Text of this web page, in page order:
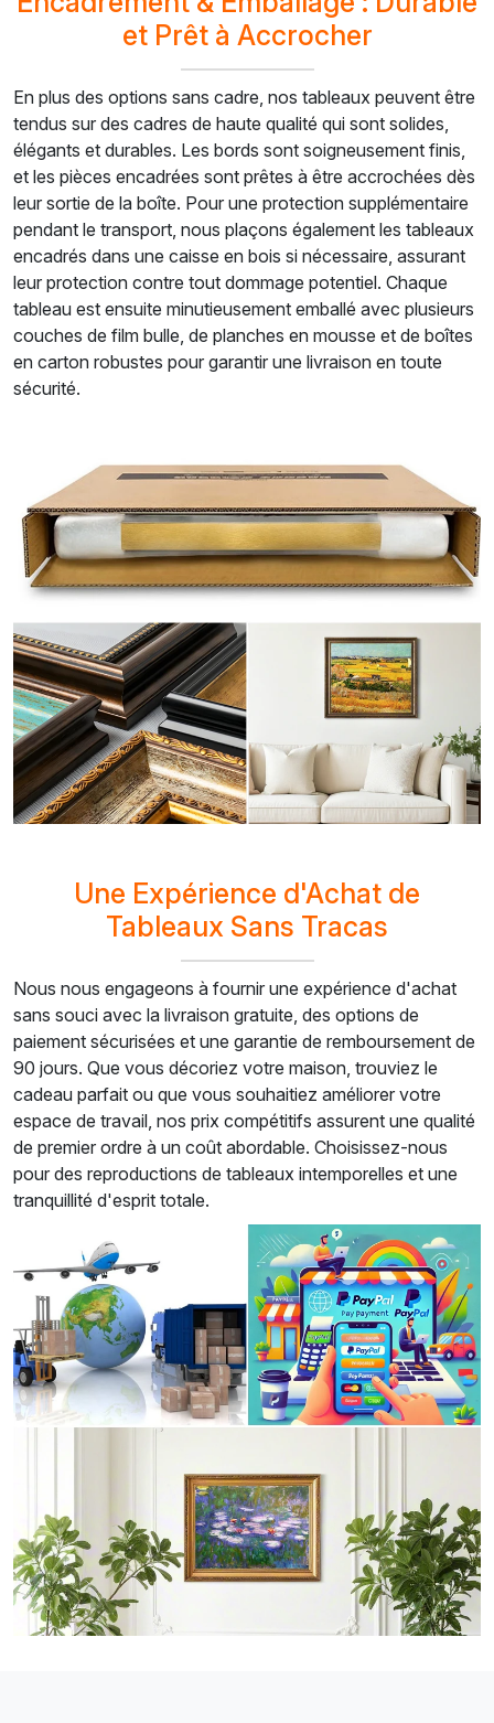
et Prêt à Accrocher
En plus des options sans cadre, nos tableaux peuvent être
tendus sur des cadres de haute qualité qui sont solides,
élégants et durables. Les bords sont soigneusement finis,
et les pièces encadrées sont prêtes à être accrochées dès
leur sortie de la boîte. Pour une protection supplémentaire
pendant le transport, nous plaçons également les tableaux
encadrés dans une caisse en bois si nécessaire, assurant
leur protection contre tout dommage potentiel. Chaque
tableau est ensuite minutieusement emballé avec plusieurs
couches de film bulle, de planches en mousse et de boîtes
en carton robustes pour garantir une livraison en toute
sécurité.
Une Expérience d'Achat de
Tableaux Sans Tracas
Nous nous engageons à fournir une expérience d'achat
sans souci avec la livraison gratuite, des options de
paiement sécurisées et une garantie de remboursement de
90 jours. Que vous décoriez votre maison, trouviez le
cadeau parfait ou que vous souhaitiez améliorer votre
espace de travail, nos prix compétitifs assurent une qualité
de premier ordre à un coût abordable. Choisissez-nous
pour des reproductions de tableaux intemporelles et une
tranquillité d'esprit totale.